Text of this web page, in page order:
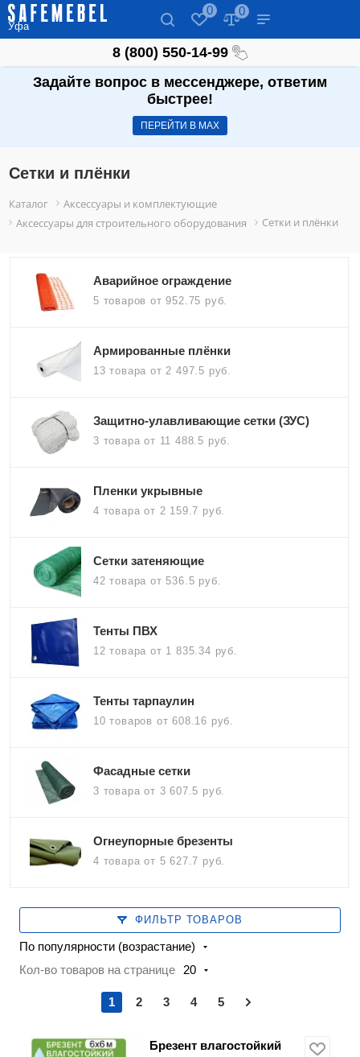
Уфа
0 0
8 (800) 550-14-99
Задайте вопрос в мессенджере, ответим
быстрее!
ПЕРЕЙТИ В МАХ
Сетки и плёнки
Каталог
Аксессуары и комплектующие
Аксессуары для строительного оборудования
Сетки и плёнки
Аварийное ограждение
5 товаров от 952.75 руб.
Армированные плёнки
13 товара от 2 497.5 руб.
Защитно-улавливающие сетки (ЗУС)
3 товараот 11 488.5 руб.
Пленки укрывные
4 товараот 2 159.7 руб.
Сетки затеняющие
42 товара от 536.5 руб.
Тенты ПВХ
12 товара от 1 835.34 руб.
Тенты тарпаулин
10 товаров от 608.16 руб.
Фасадные сетки
3 товараот 3 607.5 руб.
Огнеупорные брезенты
4 товараот 5 627.7 руб.
ФИЛЬТР ТОВАРОВ
По популярности (возрастание)
Кол-во товаров на странице
20
1 2 3 4 5
Брезент влагостойкий